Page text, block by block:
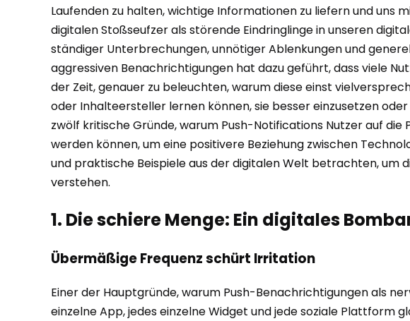
Laufenden zu halten, wichtige Informationen zu liefern und uns
digitalen Stoßseufzer als störende Eindringlinge in unseren
ständiger Unterbrechungen, unnötiger Ablenkungen und
aggressiven Benachrichtigungen hat dazu geführt, dass viele
der Zeit, genauer zu beleuchten, warum diese einst
oder Inhalteersteller lernen können, sie besser einzusetzen
zwölf kritische Gründe, warum Push-Notifications Nutzer auf
werden können, um eine positivere Beziehung zwischen
und praktische Beispiele aus der digitalen Welt betrachten,
verstehen.
1. Die schiere Menge: Ein digitales
Übermäßige Frequenz schürt Irritation
Einer der Hauptgründe, warum Push-Benachrichtigungen als
einzelne App, jedes einzelne Widget und jede soziale